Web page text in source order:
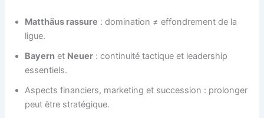
Matthäus rassure : domination ≠ effondrement de la
ligue.
Bayern et Neuer : continuité tactique et leadership
essentiels.
Aspects financiers, marketing et succession : prolonger
peut être stratégique.